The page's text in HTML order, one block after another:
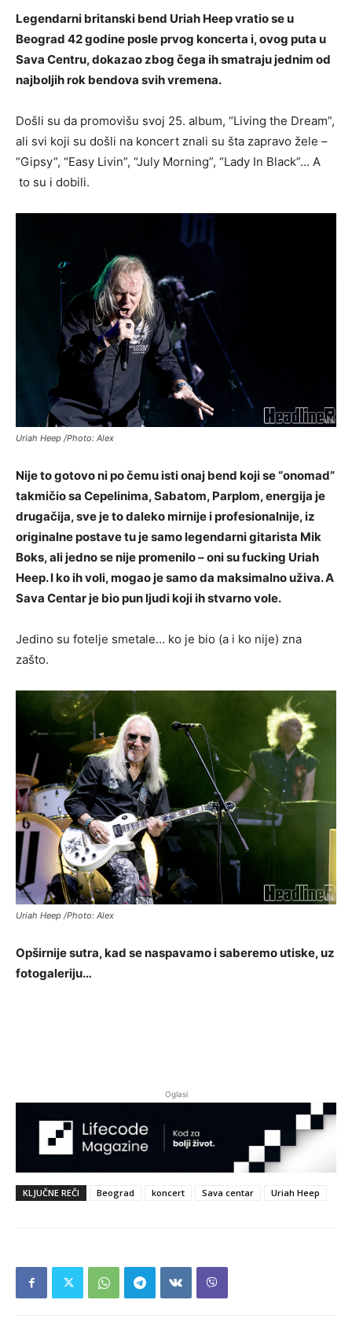
Legendarni britanski bend Uriah Heep vratio se u
Beograd 42 godine posle prvog koncerta i, ovog puta u
Sava Centru, dokazao zbog čega ih smatraju jednim od
najboljih rok bendova svih vremena.
Došli su da promovišu svoj 25. album, “Living the Dream”,
ali svi koji su došli na koncert znali su šta zapravo žele –
“Gipsy”, “Easy Livin”, “July Morning”, “Lady In Black”… A
to su i dobili.
Uriah Heep /Photo: Alex
Nije to gotovo ni po čemu isti onaj bend koji se “onomad”
takmičio sa Cepelinima, Sabatom, Parplom, energija je
drugačija, sve je to daleko mirnije i profesionalnije, iz
originalne postave tu je samo legendarni gitarista Mik
Boks, ali jedno se nije promenilo – oni su fucking Uriah
Heep. I ko ih voli, mogao je samo da maksimalno uživa. A
Sava Centar je bio pun ljudi koji ih stvarno vole.
Jedino su fotelje smetale… ko je bio (a i ko nije) zna
zašto.
Uriah Heep /Photo: Alex
Opširnije sutra, kad se naspavamo i saberemo utiske, uz
fotogaleriju…
Oglasi
KLJUČNE REČI Beograd koncert Sava centar Uriah Heep